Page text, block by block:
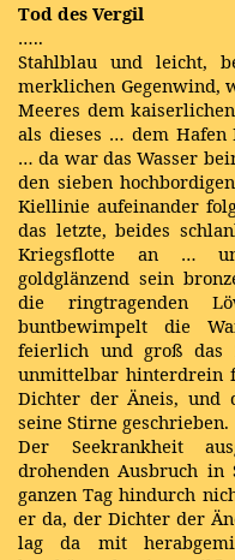
Tod des Vergil
…..
Stahlblau und leicht,
merklichen Gegenwind,
Meeres dem
als dieses … dem Hafen
… da war das Wasser
den sieben
Kiellinie aufeinander
das letzte, beides
Kriegsflotte an …
goldglänzend sein
die ringtragenden
buntbewimpelt die
feierlich und groß das
unmittelbar hinterdrein
Dichter der Äneis, und
seine Stirne geschrieben.
Der Seekrankheit
drohenden Ausbruch in
ganzen Tag hindurch
er da, der Dichter der
lag da mit